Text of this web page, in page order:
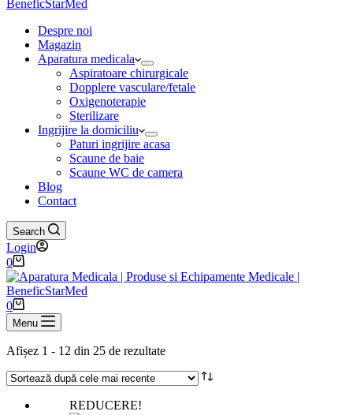
Despre noi
Magazin
Aparatura medicala
Aspiratoare chirurgicale
Dopplere vasculare/fetale
Oxigenoterapie
Sterilizare
Ingrijire la domiciliu
Paturi ingrijire acasa
Scaune de baie
Scaune WC de camera
Blog
Contact
Search
Login
Coș
de
cumpărături
0
Coș
de
cumpărături
0
Menu
Afișez 1 - 12 din 25 de rezultateSortat
REDUCERE!